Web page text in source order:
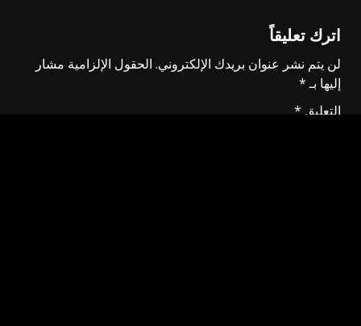
اترك تعليقاً
لن يتم نشر عنوان بريدك الإلكتروني. الحقول الإلزامية مشار
إليها بـ*
التعليق *